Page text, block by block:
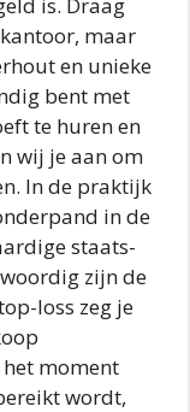
maar
en unieke
bent met
te huren en
wij je aan om
In de praktijk
in de
staats-
zijn de
loss zeg je
moment
wordt,